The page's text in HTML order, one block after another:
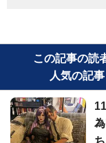
この記事の読
人気の記事